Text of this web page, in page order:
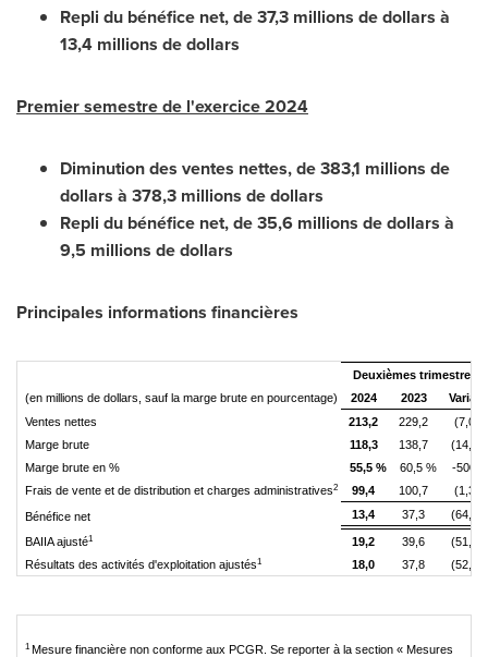
Repli du bénéfice net, de 37,3 millions de dollars à
13,4 millions de dollars
Premier semestre de l'exercice 2024
Diminution des ventes nettes, de 383,1 millions de
dollars à 378,3 millions de dollars
Repli du bénéfice net, de 35,6 millions de dollars à
9,5 millions de dollars
Principales informations financières
(en millions de dollars, sauf la marge brute en pourcentage)
Deuxièmestrimestres
2024
2023
Ventes nettes
213,2 229,2
(7,0)
Marge brute
118,3 138,7
(14,7)
Marge brute en %
55,5 % 60,5 %
-500
Frais de vente et de distribution et charges administratives2 99,4 100,7
(1,3)
Bénéfice net
13,4 37,3 (64,1)
BAIIA ajusté1 19,2 39,6
(51,5)
Résultats des activités d'exploitation ajustés1 18,0 37,8 (52,4)
1 Mesure financière non conforme aux PCGR. Se reporter à la section « Mesures